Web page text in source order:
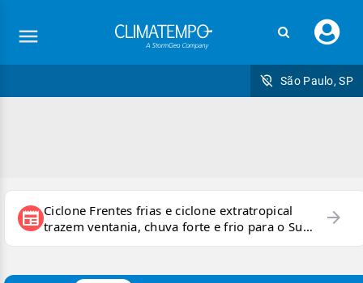
seu
São Paulo, SP
newspaper Ciclone Frentes frias e ciclone extratropical
trazem ventania, chuva forte e frio para o Sul
e Sudeste
arrow_forward